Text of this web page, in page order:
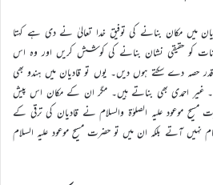
میں مکان بنانے کی توفیق خدا تعالیٰ نے دی ہے کہتا
کو حقیقی نشان بنانے کی کوشش کریں اور وہ اس
حصہ دے سکتے ہوں دیں۔ یوں تو قادیان میں ہندو بھی
غیر احمدی بھی بناتے ہیں۔ مگر ان کے مکان اس پیش
موعود علیہ الصلوٰۃ والسلام نے قادیان کی ترقی کے
نہیں آتے بلکہ ان میں تو حضرت مسیح موعود علیہ السلام